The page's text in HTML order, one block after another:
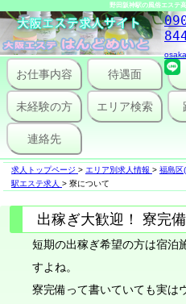
野田阪神駅の風俗エステ
お仕事内容 待遇面
未経験の方 エリア検索
連絡先
求人トップページ > エリア別求人情報 > 福島区
駅エステ求人 > 寮について
出稼ぎ大歓迎！ 寮完備
短期の出稼ぎ希望の方は宿泊
すよね。
寮完備って書いていても実は